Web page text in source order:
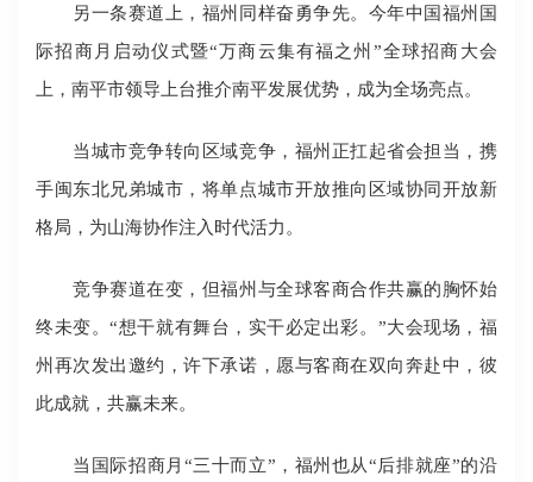
另一条赛道上，福州同样奋勇争先。今年中国福州国
际招商月启动仪式暨“万商云集有福之州”全球招商大会
上，南平市领导上台推介南平发展优势，成为全场亮点。
当城市竞争转向区域竞争，福州正扛起省会担当，携
手闽东北兄弟城市，将单点城市开放推向区域协同开放新
格局，为山海协作注入时代活力。
竞争赛道在变，但福州与全球客商合作共赢的胸怀始
终未变。“想干就有舞台，实干必定出彩。”大会现场，福
州再次发出邀约，许下承诺，愿与客商在双向奔赴中，彼
此成就，共赢未来。
当国际招商月“三十而立”，福州也从“后排就座”的沿